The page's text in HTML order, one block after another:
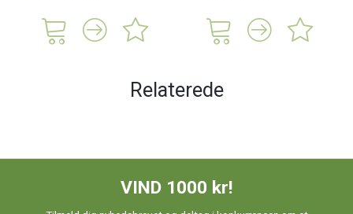
Relaterede
VIND 1000 kr!